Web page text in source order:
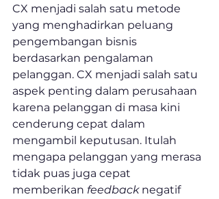
CX menjadi salah satu metode
yang menghadirkan peluang
pengembangan bisnis
berdasarkan pengalaman
pelanggan. CX menjadi salah satu
aspek penting dalam perusahaan
karena pelanggan di masa kini
cenderung cepat dalam
mengambil keputusan. Itulah
mengapa pelanggan yang merasa
tidak puas juga cepat
memberikan feedback negatif